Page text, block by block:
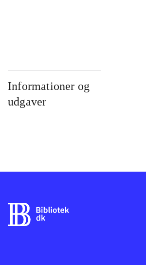
Informationer og
udgaver